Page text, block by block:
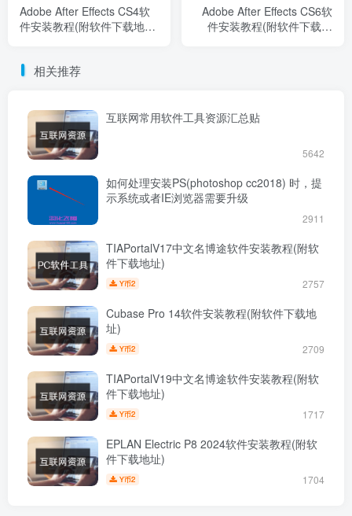
Adobe After Effects CS4软
件安装教程(附软件下载地
Adobe After Effects CS6软
件安装教程(附软件下载地
相关推荐
互联网常用软件工具资源汇总贴
5642
如何处理安装PS(photoshop cc2018) 时，提
示系统或者IE浏览器需要升级
2911
TIAPortalV17中文名博途软件安装教程(附软
件下载地址)
Y币2 2757
Cubase Pro 14软件安装教程(附软件下载地
址)
Y币2 2709
TIAPortalV19中文名博途软件安装教程(附软
件下载地址)
Y币2 1717
EPLAN Electric P8 2024软件安装教程(附软
件下载地址)
Y币2 1704